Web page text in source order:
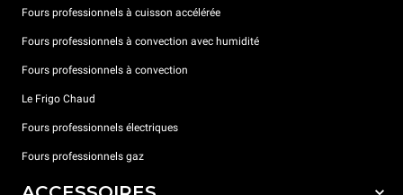
Fours professionnels à cuisson accélérée
Fours professionnels à convection avec humidité
Fours professionnels à convection
Le Frigo Chaud
Fours professionnels électriques
Fours professionnels gaz